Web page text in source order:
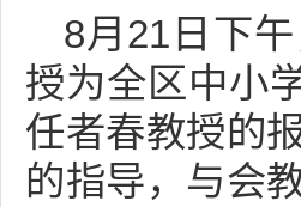
8月21日下
授为全区中小
任者春教授的
的指导，与会